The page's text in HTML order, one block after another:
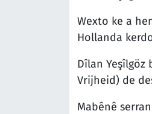
Wexto ke a
Hollanda
Dîlan Yeşîlgöz
Vrijheid) de
Mabênê